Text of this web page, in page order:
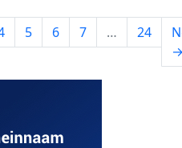
5 6 7 … 24